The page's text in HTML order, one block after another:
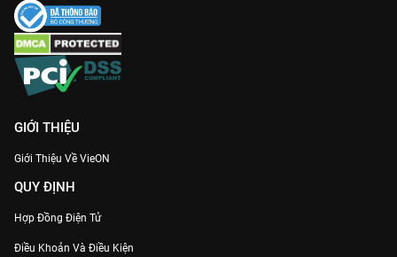
GIỚI THIỆU
Giới Thiệu Về VieON
QUY ĐỊNH
Hợp Đồng Điện Tử
Điều Khoản Và Điều Kiện